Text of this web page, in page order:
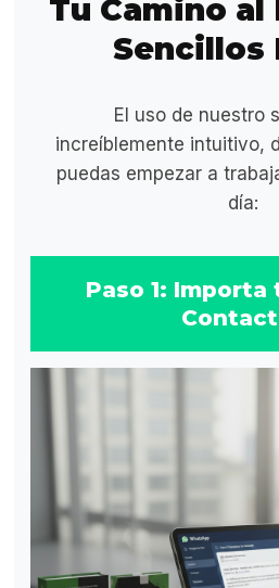
Tu Camino al
Sencillos
El uso de nuestro
increíblemente intuitivo,
puedas empezar a
día:
Paso 1: